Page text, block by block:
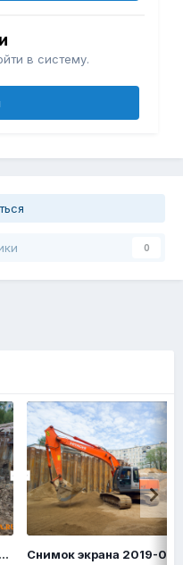
в систему.
0
Снимок экрана 2019-05-27 в 10.14.14